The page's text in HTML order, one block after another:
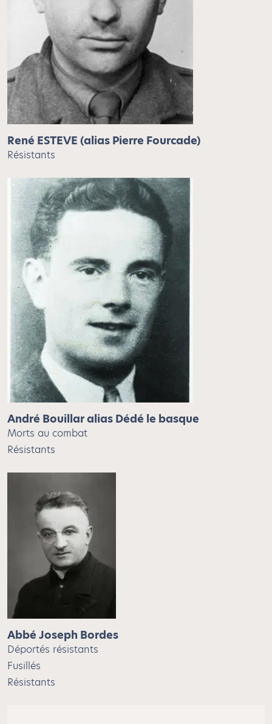
René ESTEVE (alias Pierre Fourcade)
Résistants
André Bouillar alias Dédé le basque
Morts au combat
Résistants
Abbé Joseph Bordes
Déportés résistants
Fusillés
Résistants